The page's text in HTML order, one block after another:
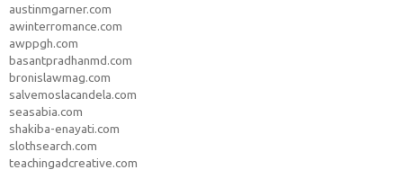
austinmgarner.com
awinterromance.com
awppgh.com
basantpradhanmd.com
bronislawmag.com
salvemoslacandela.com
seasabia.com
shakiba-enayati.com
slothsearch.com
teachingadcreative.com